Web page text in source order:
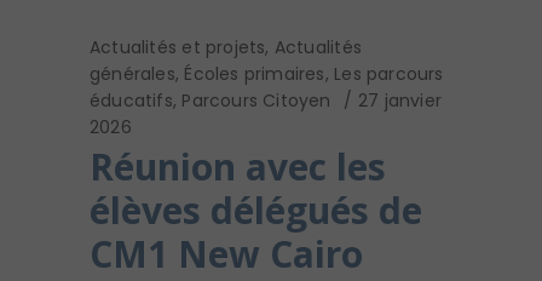
Actualités et projets, Actualités
générales, Écoles primaires, Les parcours
éducatifs, Parcours Citoyen
27 janvier
2026
Réunion avec les
élèves délégués de
CM1 New Cairo